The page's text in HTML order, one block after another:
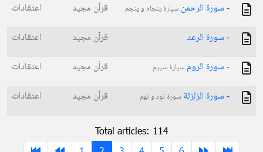
- سورة الرحمن سپارۀ پنجاه و پنجم قرآن مجید
اعتقادات
- سورة الرعد
قرآن مجید
اعتقادات
- سورة الروم سپارۀ سییم قرآن مجید
اعتقادات
- سورة الزلزلة سورۀ نود و نهم قرآن مجید اعتقادات
Total articles: 114